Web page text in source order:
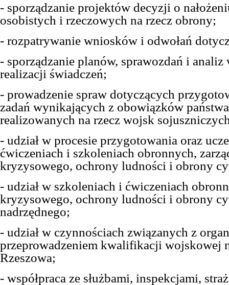
- sporządzanie projektów decyzji o
osobistych i rzeczowych na rzecz obrony;
- rozpatrywanie wniosków i odwołań
- sporządzanie planów, sprawozdań i analiz
realizacji świadczeń;
- prowadzenie spraw dotyczących
zadań wynikających z obowiązków
realizowanych na rzecz wojsk
- udział w procesie przygotowania oraz
ćwiczeniach i szkoleniach obronnych,
kryzysowego, ochrony ludności i obrony
- udział w szkoleniach i ćwiczeniach
kryzysowego, ochrony ludności i obrony
nadrzędnego;
- udział w czynnościach związanych z
przeprowadzeniem kwalifikacji wojskowej
Rzeszowa;
- współpraca ze służbami, inspekcjami,